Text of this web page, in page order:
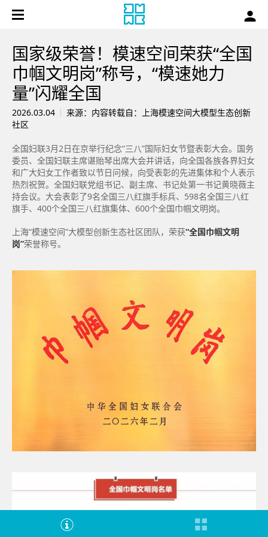
国家级荣誉！模速空间荣获“全国
巾帼文明岗”称号，“模速她力
量”闪耀全国
2026.03.04
来源：内容转载自：上海模速空间大模型生态创新
社区
全国妇联3月2日在京举行纪念“三八”国际妇女节暨表彰大会。国务
委员、全国妇联主席谌贻琴出席大会并讲话，向全国各族各界妇女
和广大妇女工作者致以节日问候，向受表彰的先进集体和个人表示
热烈祝贺。全国妇联党组书记、副主席、书记处第一书记黄晓薇主
持会议。大会表彰了9名全国三八红旗手标兵、598名全国三八红
旗手、400个全国三八红旗集体、600个全国巾帼文明岗。
上海“模速空间”大模型创新生态社区团队，荣获“全国巾帼文明
岗”荣誉称号。